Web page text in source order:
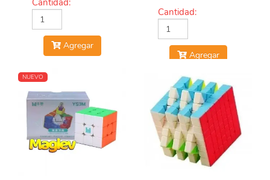
Cantidad:
Agregar
Cantidad:
Agregar
NUEVO